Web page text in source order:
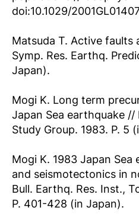
doi:10.1029/
Matsuda T. Active
Symp. Res. Earthq.
Japan).
Mogi K. Long term
Japan Sea earthquake //
Study Group. 1983. P. 5
Mogi K. 1983 Japan Sea
and seismotectonics in
Bull. Earthq. Res. Inst.,
P. 401-428 (in Japan).